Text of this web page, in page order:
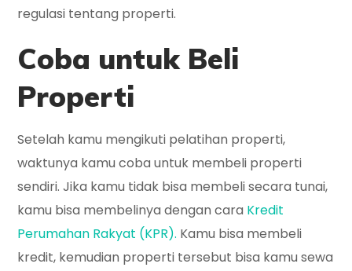
regulasi tentang properti.
Coba untuk Beli
Properti
Setelah kamu mengikuti pelatihan properti,
waktunya kamu coba untuk membeli properti
sendiri. Jika kamu tidak bisa membeli secara tunai,
kamu bisa membelinya dengan cara Kredit
Perumahan Rakyat (KPR). Kamu bisa membeli
kredit, kemudian properti tersebut bisa kamu sewa